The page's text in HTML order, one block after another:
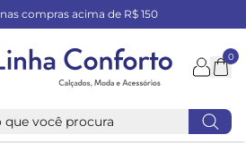
nas compras acima de R$ 150
0